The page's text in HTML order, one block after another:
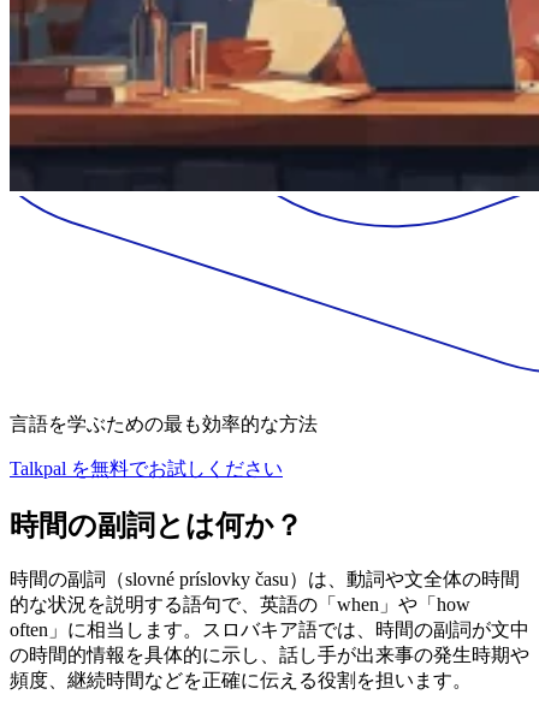
言語を学ぶための最も効率的な方法
Talkpal を無料でお試しください
時間の副詞とは何か？
時間の副詞（slovné príslovky času）は、動詞や文全体の時間
的な状況を説明する語句で、英語の「when」や「how
often」に相当します。スロバキア語では、時間の副詞が文中
の時間的情報を具体的に示し、話し手が出来事の発生時期や
頻度、継続時間などを正確に伝える役割を担います。